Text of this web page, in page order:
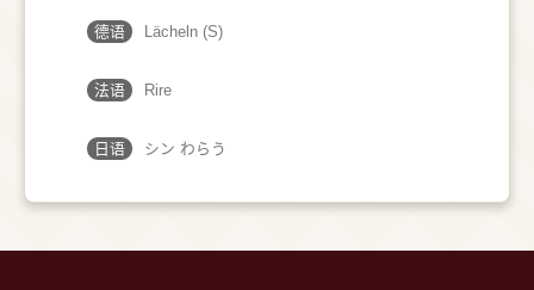
德语 Lächeln (S)
法语 Rire
日语 シン わらう